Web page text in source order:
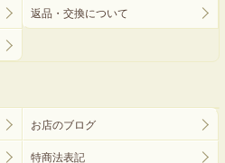
返品・交換について
お店のブログ
特商法表記